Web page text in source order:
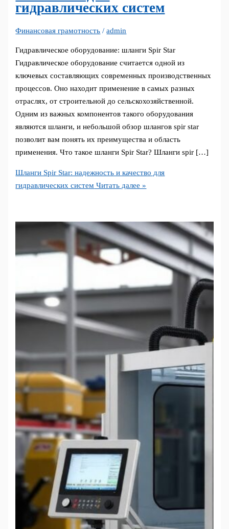
гидравлических систем
Финансовая грамотность /admin
Гидравлическое оборудование: шланги Spir Star
Гидравлическое оборудование считается одной из
ключевых составляющих современных производственных
процессов. Оно находит применение в самых разных
отраслях, от строительной до сельскохозяйственной.
Одним из важных компонентов такого оборудования
являются шланги, и небольшой обзор шлангов spir star
позволит вам понять их преимущества и область
применения. Что такое шланги Spir Star? Шланги spir […]
Шланги Spir Star: надежность и качество для
гидравлических систем Читать далее »